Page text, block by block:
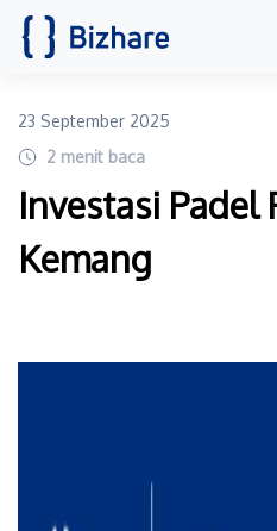
23 September 2025
2 menit baca
Investasi Padel
Kemang